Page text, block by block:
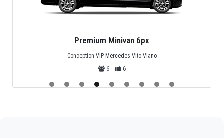
Premium Minivan 6px
Conception VIP Mercedes Vito Viano
6
6